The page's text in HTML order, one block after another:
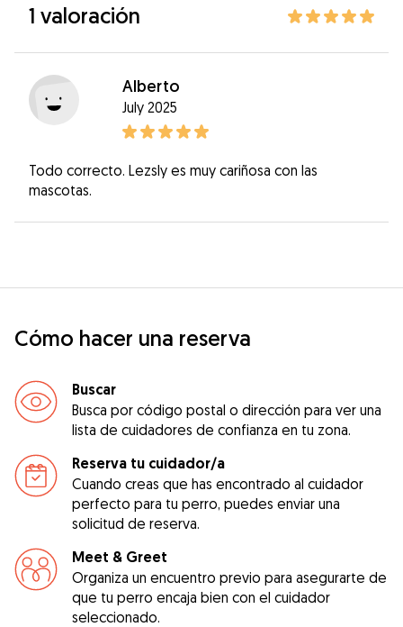
1 valoración
Alberto
July 2025
Todo correcto. Lezsly es muy cariñosa con las
mascotas.
Cómo hacer una reserva
Buscar
Busca por código postal o dirección para ver una
lista de cuidadores de confianza en tu zona.
Reserva tu cuidador/a
Cuando creas que has encontrado al cuidador
perfecto para tu perro, puedes enviar una
solicitud de reserva.
Meet & Greet
Organiza un encuentro previo para asegurarte de
que tu perro encaja bien con el cuidador
seleccionado.